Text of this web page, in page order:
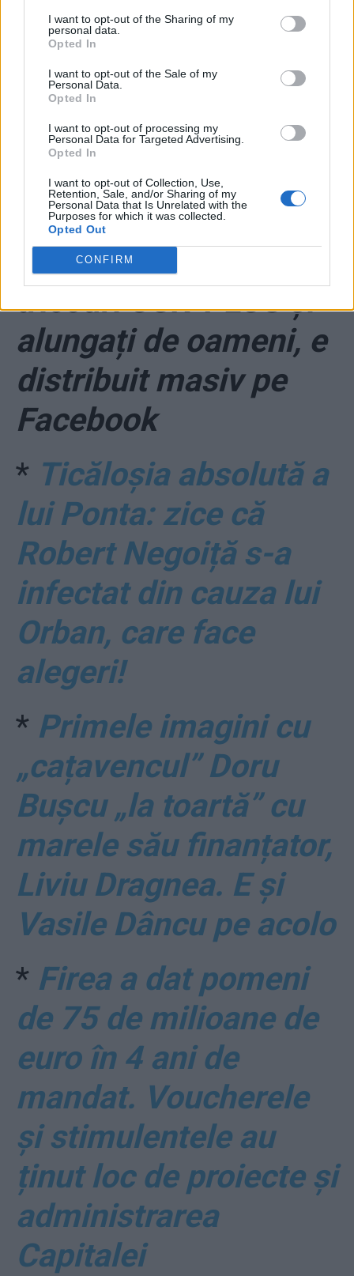
I want to opt-out of the Sharing of my
personal data.
Opted In
I want to opt-out of the Sale of my
Personal Data.
Opted In
I want to opt-out of processing my
Personal Data for Targeted Advertising.
Opted In
I want to opt-out of Collection, Use,
Retention, Sale, and/or Sharing of my
Personal Data that Is Unrelated with the
Purposes for which it was collected.
Opted Out
CONFIRM
cinematografele.
Rămân închise
barurile și cluburile
VIDEO. Abjecție
marca PSD: un film cu
bărbați deghizați în
femei, purtând
tricouri USR-PLUS și
alungați de oameni, e
distribuit masiv pe
Facebook
* Ticăloșia absolută a
lui Ponta: zice că
Robert Negoiță s-a
infectat din cauza lui
Orban, care face
alegeri!
* Primele imagini cu
„cațavencul” Doru
Bușcu „la toartă” cu
marele său finanțator,
Liviu Dragnea. E și
Vasile Dâncu pe acolo
* Firea a dat pomeni
de 75 de milioane de
euro în 4 ani de
mandat. Voucherele
și stimulentele au
ținut loc de proiecte și
administrarea
Capitalei